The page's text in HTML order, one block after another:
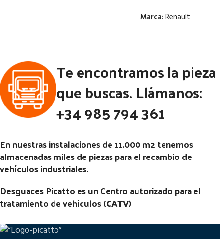
Código Pieza:54124
Marca: Renault
Ubicación:
Notas:
Código Pieza: 54117
Te encontramos la pieza
que buscas. Llámanos:
+34 985 794 361
En nuestras instalaciones de 11.000 m2 tenemos
almacenadas miles de piezas para el recambio de
vehículos industriales.
Desguaces Picatto es un Centro autorizado para el
tratamiento de vehículos (CATV)